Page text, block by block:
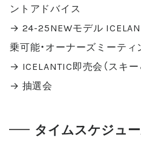
ントアドバイス
→ 24-25NEWモデル
乗可能・オーナーズミーティ
→ ICELANTIC即売会（スキー
→ 抽選会
タイムスケジュ